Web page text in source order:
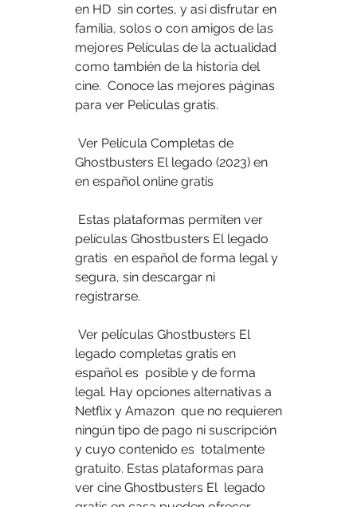
en HD  sin cortes, y así disfrutar en
familia, solos o con amigos de las
mejores Películas de la actualidad
como también de la historia del
cine.  Conoce las mejores páginas
para ver Películas gratis.
Ghostbusters El legado (2023) en
en español online gratis
películas Ghostbusters El legado
gratis  en español de forma legal y
segura, sin descargar ni
registrarse.
legado completas gratis en
español es  posible y de forma
legal. Hay opciones alternativas a
Netflix y Amazon  que no requieren
ningún tipo de pago ni suscripción
y cuyo contenido es  totalmente
gratuito. Estas plataformas para
ver cine Ghostbusters El  legado